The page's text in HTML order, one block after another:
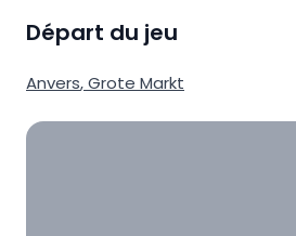
Départ du jeu
Anvers,Grote Markt